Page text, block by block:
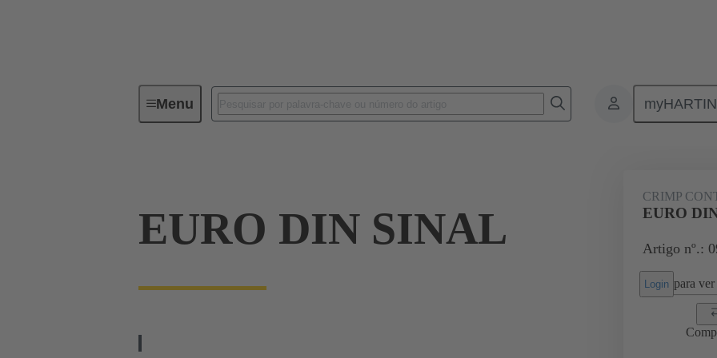
MenuSeries
EURO DIN SINAL
CRIMP
EURO
Artigo nº.:
Login para